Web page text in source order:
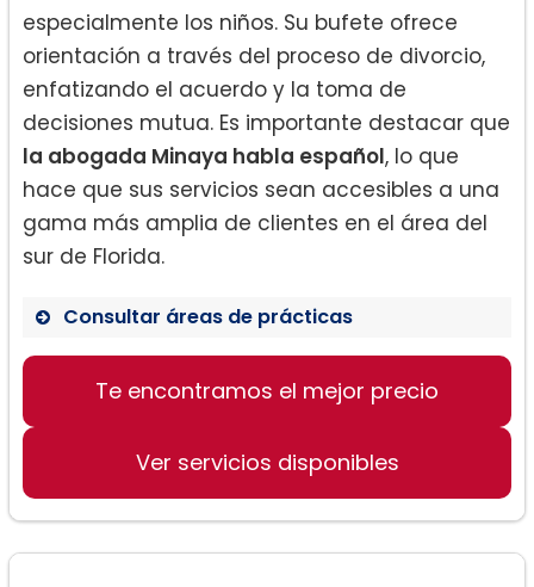
especialmente los niños. Su bufete ofrece
orientación a través del proceso de divorcio,
enfatizando el acuerdo y la toma de
decisiones mutua. Es importante destacar que
la abogada Minaya habla español, lo que
hace que sus servicios sean accesibles a una
gama más amplia de clientes en el área del
sur de Florida.
Consultar áreas de prácticas
Divorcio por Acuerdo
Te encontramos el mejor precio
Ver servicios disponibles